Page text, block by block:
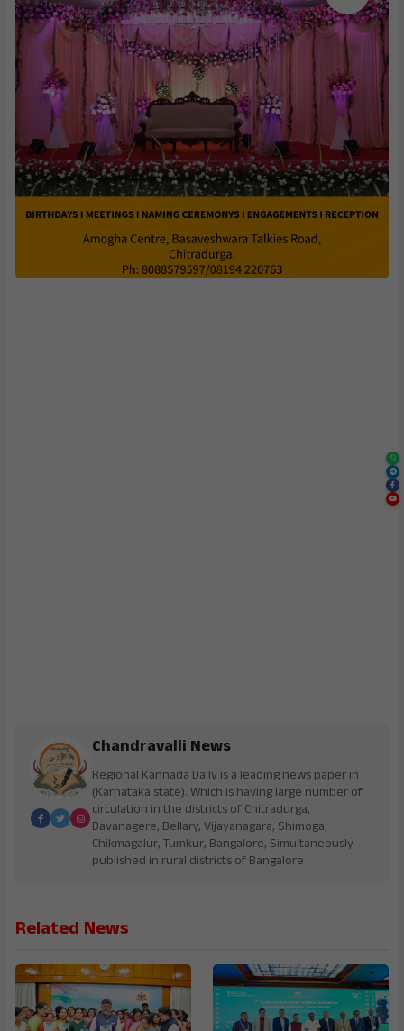
Chandravalli News
Regional Kannada Daily is a leading news paper in
(Karnataka state). Which is having large number of
circulation in the districts of Chitradurga,
Davanagere, Bellary, Vijayanagara, Shimoga,
Chikmagalur, Tumkur, Bangalore, Simultaneously
published in rural districts of Bangalore
Related News